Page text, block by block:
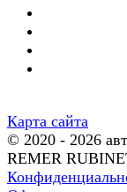
Карта сайта
© 2020 - 2026
REMER